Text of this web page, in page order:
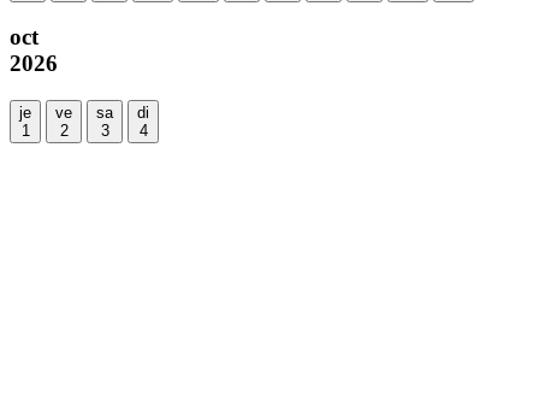
oct
2026
je
1
ve
2
sa
3
di
4